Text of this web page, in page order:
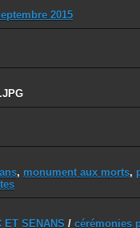
2015
, monument aux morts,
ET SENANS / cérémonies